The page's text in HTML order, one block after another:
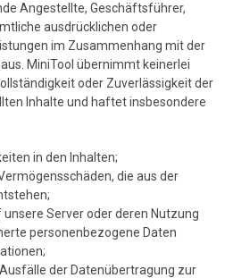
Angestellte, Geschäftsführer,
ausdrücklichen oder
im Zusammenhang mit der
MiniTool übernimmt keinerlei
oder Zuverlässigkeit der
Inhalte und haftet insbesondere
in den Inhalten;
die aus der
Server oder deren Nutzung
personenbezogene Daten
der Datenübertragung zur